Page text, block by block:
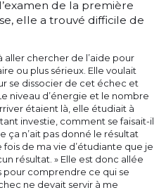
de la première
elle a trouvé difficile de
aller chercher de l’aide pour
ou plus sérieux. Elle voulait
se dissocier de cet échec et
niveau d’énergie et le nombre
étaient là, elle étudiait à
investie, comment se faisait-il
ça n’ait pas donné le résultat
de ma vie d’étudiante que je
résultat. » Elle est donc allée
pour comprendre ce qui se
ne devait servir à me